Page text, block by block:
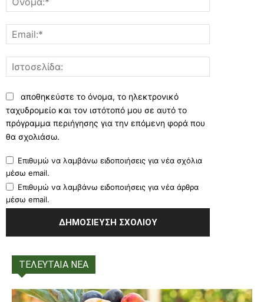
αποθηκεύστε το όνομα, το ηλεκτρονικό
ταχυδρομείο και τον ιστότοπό μου σε αυτό το
πρόγραμμα περιήγησης για την επόμενη φορά που
θα σχολιάσω.
Επιθυμώ να λαμβάνω ειδοποιήσεις για νέα σχόλια
μέσω email.
Επιθυμώ να λαμβάνω ειδοποιήσεις για νέα άρθρα
μέσω email.
ΤΕΛΕΥΤΑΙΑ ΝΕΑ